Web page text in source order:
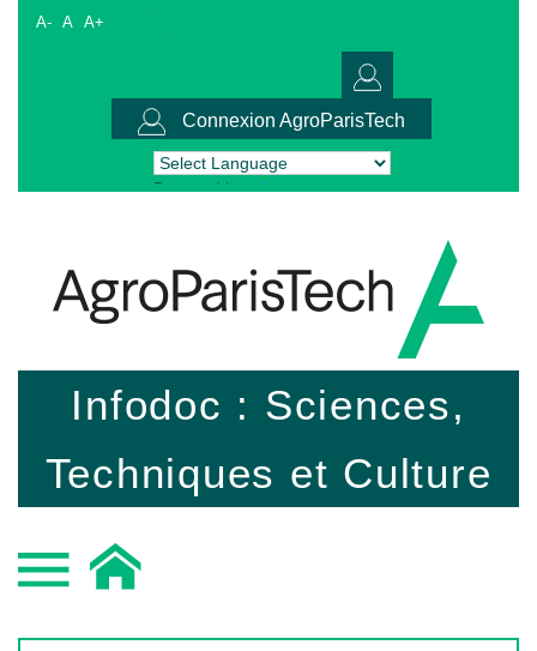
A- A A+
Connexion AgroParisTech
Powered by Translate
Infodoc : Sciences,
Techniques et Culture